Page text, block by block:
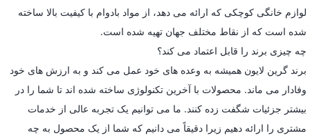
لوازم خانگی کوچکی که ارائه می دهد، از مواد بادوام با کیفیت بالا ساخته
شده است که از نقاط مختلف جهان تهیه شده است.
چه چیزی برند را قابل اعتماد می کند؟
برند گرین لایون همیشه به وعده های خود عمل می کند و به ارزش های خود
وفادار می ماند. محصولات با آخرین تکنولوژی ساخته شده اند تا شما را در
بیشتر جزئیات شگفت زده کنند. ما می توانیم یک تجربه عالی از خدمات
مشتری را ارائه دهیم زیرا دقیقاً می دانیم که شما از یک محصول به چه